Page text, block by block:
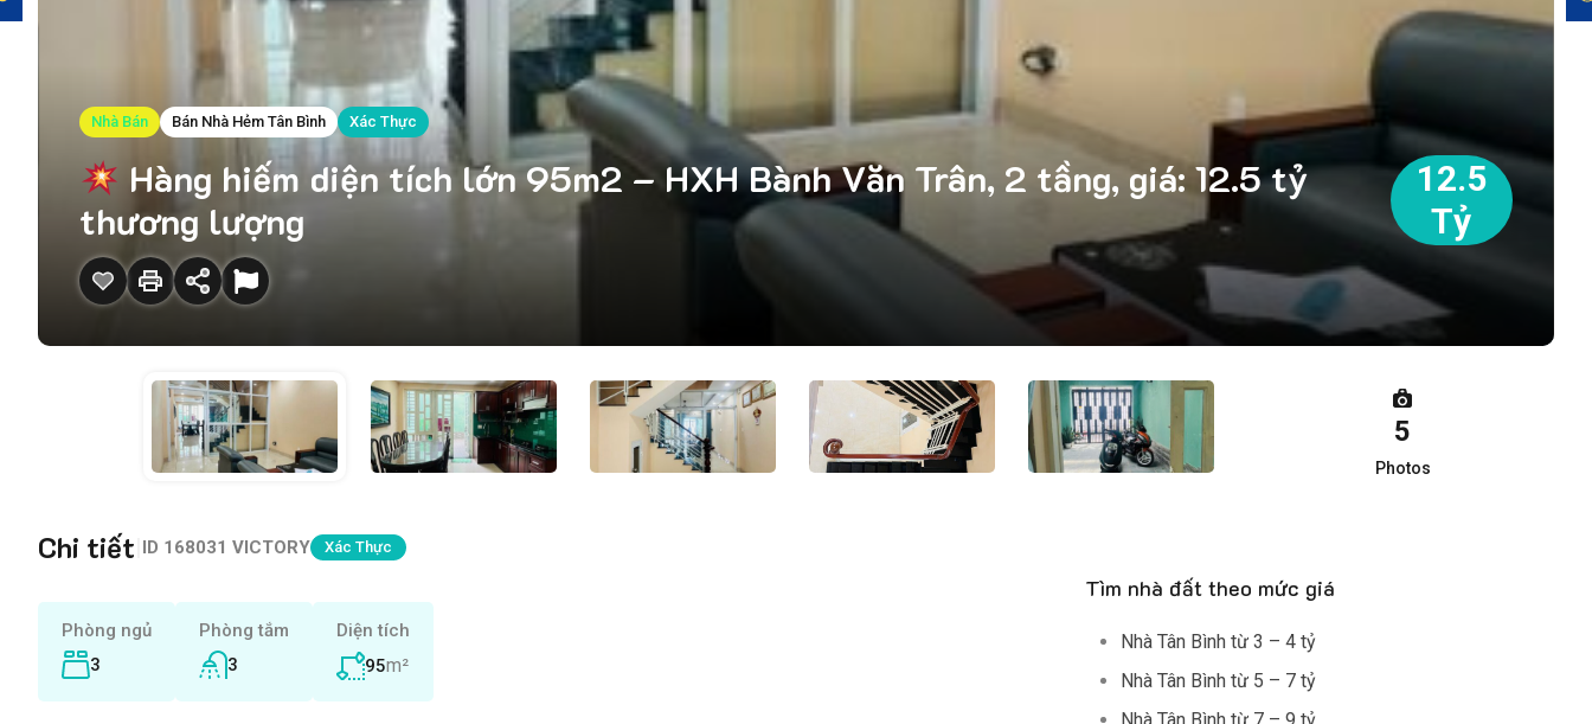
Nhà Bán Bán Nhà Hẻm Tân Bình Xác Thực
Hàng hiếm diện tích lớn 95m2 – HXH Bành Văn Trân, 2 tầng, giá: 12.5 tỷ
thương lượng
12.5
Tỷ
5
Photos
Chi tiết ID 168031 VICTORY Xác Thực
Phòng ngủ
3
Phòng tắm
3
Diện tích
95m²
Tìm nhà đất theo mức giá
Nhà Tân Bình từ 3 – 4 tỷ
Nhà Tân Bình từ 5 – 7 tỷ
Nhà Tân Bình từ 7 – 9 tỷ